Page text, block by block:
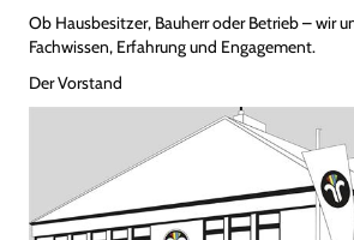
Ob Hausbesitzer, Bauherr oder Betrieb – wir
Fachwissen, Erfahrung und Engagement.
Der Vorstand